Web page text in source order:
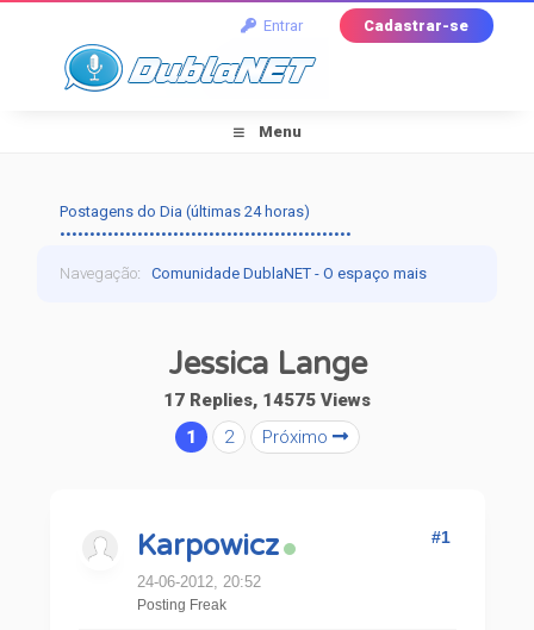
Entrar Cadastrar-se
Menu
Postagens do Dia (últimas 24 horas)
•••••••••••••••••••••••••••••••••••••••••••••••••
Navegação:Comunidade DublaNET - O espaço mais
Jessica Lange
17 Replies, 14575 Views
1
2 Próximo
Karpowicz
24-06-2012, 20:52
Posting Freak
#1